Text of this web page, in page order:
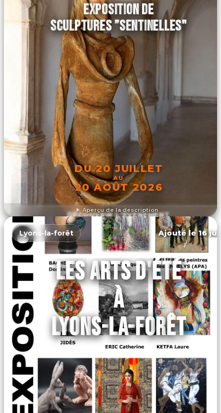
Aperçu de la description
EXPOSITION DE
SCULPTURES ”SENTINELLES"
DU 20 JUILLET
AU
20 AOÛT 2026
DÉCOUVRIR L'ÉVÉNEMENT
Lyons-la-forêt Ajouté le 16
LES ARTS D'ÉTÉ
À
LYONS-LA-FORÊT